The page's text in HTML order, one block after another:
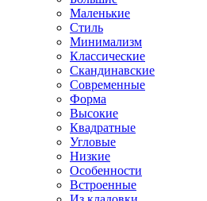
Маленькие
Стиль
Минимализм
Классические
Скандинавские
Современные
Форма
Высокие
Квадратные
Угловые
Низкие
Особенности
Встроенные